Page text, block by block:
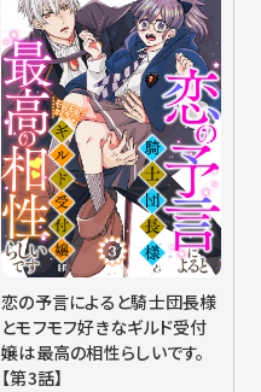
恋の予言によると騎士団長様
とモフモフ好きなギルド受付
嬢は最高の相性らしいです。
【第3話】